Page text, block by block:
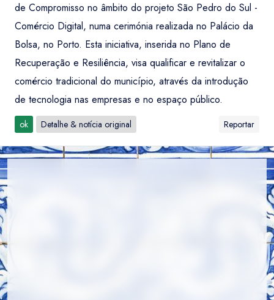
de Compromisso no âmbito do projeto São Pedro do Sul -
Comércio Digital, numa cerimónia realizada no Palácio da
Bolsa, no Porto. Esta iniciativa, inserida no Plano de
Recuperação e Resiliência, visa qualificar e revitalizar o
comércio tradicional do município, através da introdução
de tecnologia nas empresas e no espaço público.
ok Detalhe & notícia original Reportar